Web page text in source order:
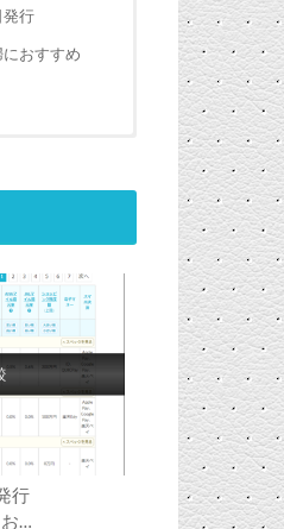
発行
におすすめ
行